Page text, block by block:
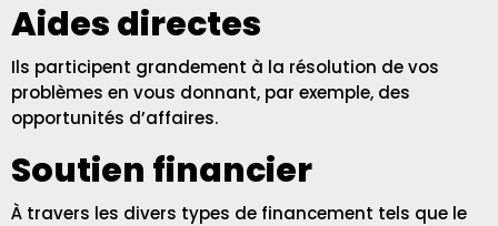
Aides directes
Ils participent grandement à la résolution de vos
problèmes en vous donnant, par exemple, des
opportunités d’affaires.
Soutien financier
À travers les divers types de financement tels que le